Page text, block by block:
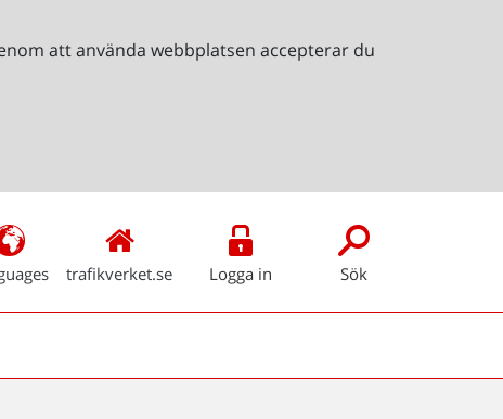
att använda webbplatsen accepterar du
trafikverket.se Logga in Sök